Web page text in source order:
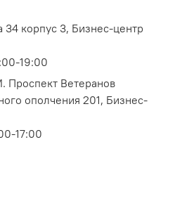
34 корпус 3, Бизнес-центр
19:00
Ветеранов
ополчения 201, Бизнес-
17:00